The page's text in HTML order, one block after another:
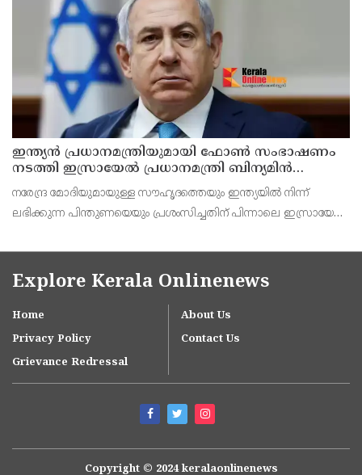
ഇന്ത്യൻ പ്രധാനമന്ത്രിയുമായി ഫോൺ സംഭാഷണം
നടത്തി ഇസ്രായേൽ പ്രധാനമന്ത്രി ബിന‍്യമിൻ
നെതന്യാഹു
നരേന്ദ്ര മോദിയുമായുള്ള സൗഹൃദത്തെയും ഇന്ത്യയിൽ നിന്ന്
ലഭിക്കുന്ന പിന്തുണയെയും പ്രശംസിച്ചതിന് പിന്നാലെ ഇസ്രായേൽ
ഫോൺ സംഭാഷണം നടത്തി. ഇരു രാജ
Explore Kerala Onlinenews
Home
About Us
Privacy Policy
Contact Us
Grievance Redressal
Copyright © 2024 keralaonlinenews